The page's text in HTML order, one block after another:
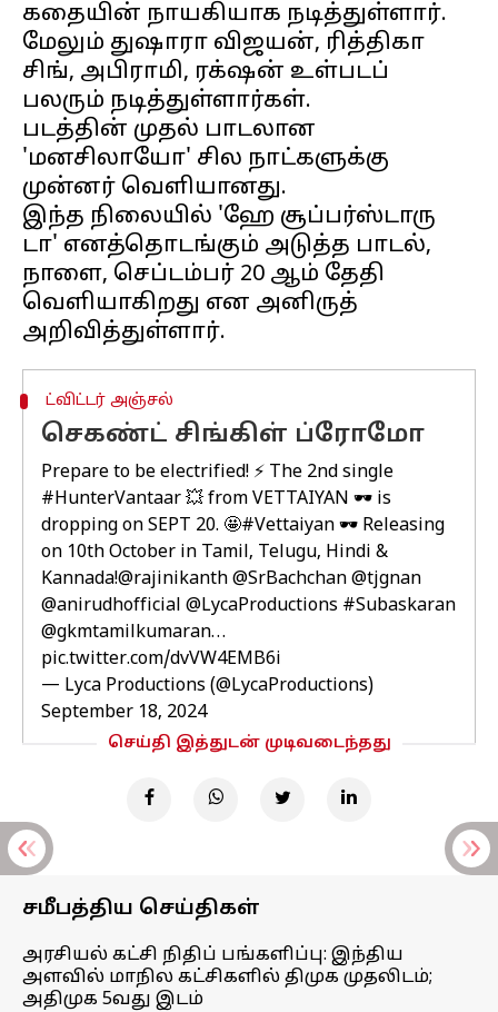
கதையின் நாயகியாக நடித்துள்ளார்.
மேலும் துஷாரா விஜயன், ரித்திகா
சிங், அபிராமி, ரக்‌ஷன் உள்படப்
பலரும் நடித்துள்ளார்கள்.
படத்தின் முதல் பாடலான
'மனசிலாயோ' சில நாட்களுக்கு
முன்னர் வெளியானது.
இந்த நிலையில் 'ஹே சூப்பர்ஸ்டாரு
டா' எனத்தொடங்கும் அடுத்த பாடல்,
நாளை, செப்டம்பர் 20 ஆம் தேதி
வெளியாகிறது என அனிருத்
ட்விட்டர் அஞ்சல்
செகண்ட் சிங்கிள் ப்ரோமோ
Prepare to be electrified! ⚡ The 2nd single
#HunterVantaar 💥 from VETTAIYAN 🕶️ is
dropping on SEPT 20. 🤩#Vettaiyan 🕶️ Releasing
on 10th October in Tamil, Telugu, Hindi &
Kannada!@rajinikanth @SrBachchan @tjgnan
@anirudhofficial @LycaProductions #Subaskaran
@gkmtamilkumaran…
pic.twitter.com/dvVW4EMB6i
— Lyca Productions (@LycaProductions)
September 18, 2024
செய்தி இத்துடன் முடிவடைந்தது
சமீபத்திய செய்திகள்
அரசியல் கட்சி நிதிப் பங்களிப்பு: இந்திய
அளவில் மாநில கட்சிகளில் திமுக முதலிடம்;
அதிமுக 5வது இடம்